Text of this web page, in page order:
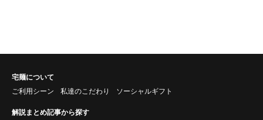
宅麺について
ご利用シーン
私達のこだわり ソーシャルギフト
解説まとめ記事から探す